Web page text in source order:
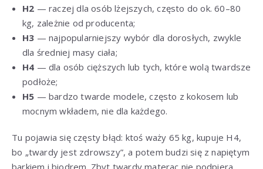
H2 — raczej dla osób lżejszych, często do ok. 60–80
kg, zależnie od producenta;
H3 — najpopularniejszy wybór dla dorosłych, zwykle
dla średniej masy ciała;
H4 — dla osób cięższych lub tych, które wolą twardsze
podłoże;
H5 — bardzo twarde modele, często z kokosem lub
mocnym wkładem, nie dla każdego.
Tu pojawia się częsty błąd: ktoś waży 65 kg, kupuje H4,
bo „twardy jest zdrowszy”, a potem budzi się z napiętym
barkiem i biodrem. Zbyt twardy materac nie podpiera